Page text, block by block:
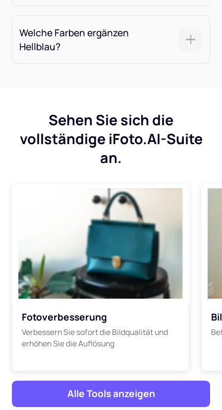
Welche Farben ergänzen
Hellblau?
Sehen Sie sich die
vollständige iFoto.AI-Suite
an.
Fotoverbesserung
Verbessern Sie sofort die Bildqualität und
erhöhen Sie die Auflösung
Alle Tools anzeigen